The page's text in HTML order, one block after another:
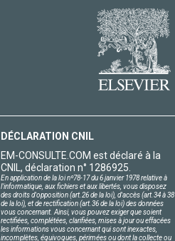
DÉCLARATION CNIL
EM-CONSULTE.COM est déclaré à la
CNIL, déclaration n° 1286925.
En application de la loi nº78-17 du 6 janvier 1978 relative à
l'informatique, aux fichiers et aux libertés, vous disposez
des droits d'opposition (art.26 de la loi), d'accès (art.34 à 38
de la loi), et de rectification (art.36 de la loi) des données
vous concernant. Ainsi, vous pouvez exiger que soient
rectifiées, complétées, clarifiées, mises à jour ou effacées
les informations vous concernant qui sont inexactes,
incomplètes, équivoques, périmées ou dont la collecte ou